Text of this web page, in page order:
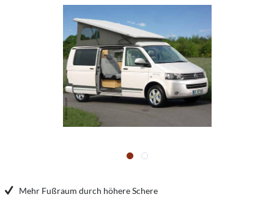
Mehr Fußraum durch höhere Schere